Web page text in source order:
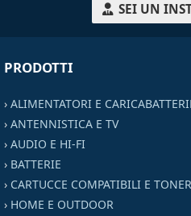
SEI UN
PRODOTTI
› ALIMENTATORI E
› ANTENNISTICA E TV
› AUDIO E HI-FI
› BATTERIE
› CARTUCCE COMPATIBILI E TONER
› HOME E OUTDOOR